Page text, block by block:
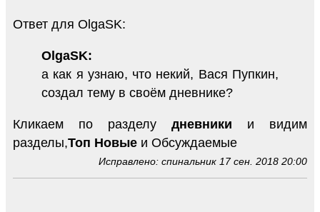
Ответ для OlgaSK:
OlgaSK:
а как я узнаю, что некий, Вася Пупкин,
создал тему в своём дневнике?
Кликаем по разделу дневники и видим
разделы,Топ Новые и Обсуждаемые
Исправлено: спинальник 17 сен. 2018 20:00